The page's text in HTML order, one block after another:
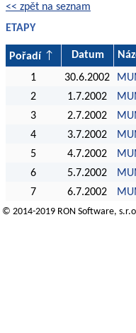
<< zpět na seznam
ETAPY
Pořadí Datum
1
30.6.2002
2
1.7.2002
3
2.7.2002
4
3.7.2002
5
4.7.2002
6
5.7.2002
7
6.7.2002
© 2014-2019 RON Software,